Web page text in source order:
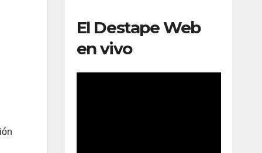
El Destape Web
en vivo